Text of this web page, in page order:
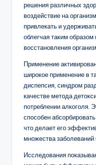
решения различных
воздействие на
привлекать и
облегчая таким
восстановления
Применение
широкое применение в
диспепсия, синдром
качестве метода
потреблении алкоголя.
способен
что делает его
множества заболеваний
Исследования